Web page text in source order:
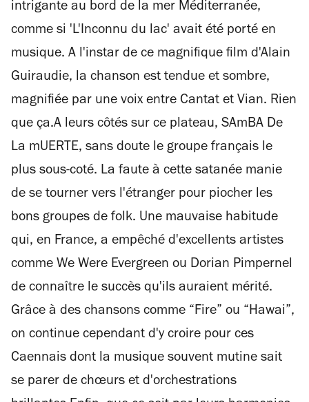
intrigante au bord de la mer Méditerranée,
comme si 'L'Inconnu du lac' avait été porté en
musique. A l'instar de ce magnifique film d'Alain
Guiraudie, la chanson est tendue et sombre,
magnifiée par une voix entre Cantat et Vian. Rien
que ça.A leurs côtés sur ce plateau, SAmBA De
La mUERTE, sans doute le groupe français le
plus sous-coté. La faute à cette satanée manie
de se tourner vers l'étranger pour piocher les
bons groupes de folk. Une mauvaise habitude
qui, en France, a empêché d'excellents artistes
comme We Were Evergreen ou Dorian Pimpernel
de connaître le succès qu'ils auraient mérité.
Grâce à des chansons comme “Fire” ou “Hawai”,
on continue cependant d'y croire pour ces
Caennais dont la musique souvent mutine sait
se parer de chœurs et d'orchestrations